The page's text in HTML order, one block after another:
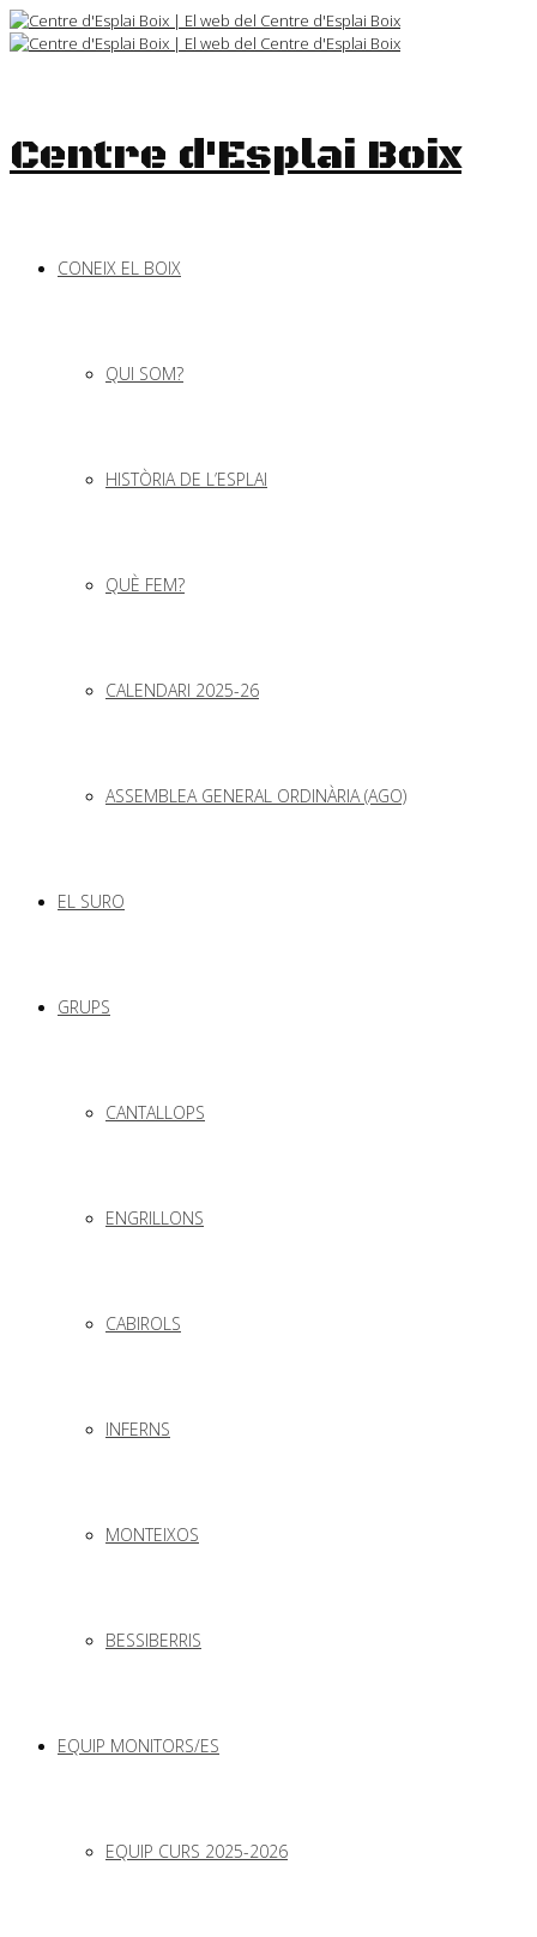
Skip
to
Centre d'Esplai Boix
CONEIX EL BOIX
QUI SOM?
HISTÒRIA DE L’ESPLAI
QUÈ FEM?
CALENDARI 2025-26
ASSEMBLEA GENERAL ORDINÀRIA (AGO)
EL SURO
GRUPS
CANTALLOPS
ENGRILLONS
CABIROLS
INFERNS
MONTEIXOS
BESSIBERRIS
EQUIP MONITORS/ES
EQUIP CURS 2025-2026